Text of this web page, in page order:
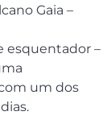
Gaia –
esquentador –
um dos